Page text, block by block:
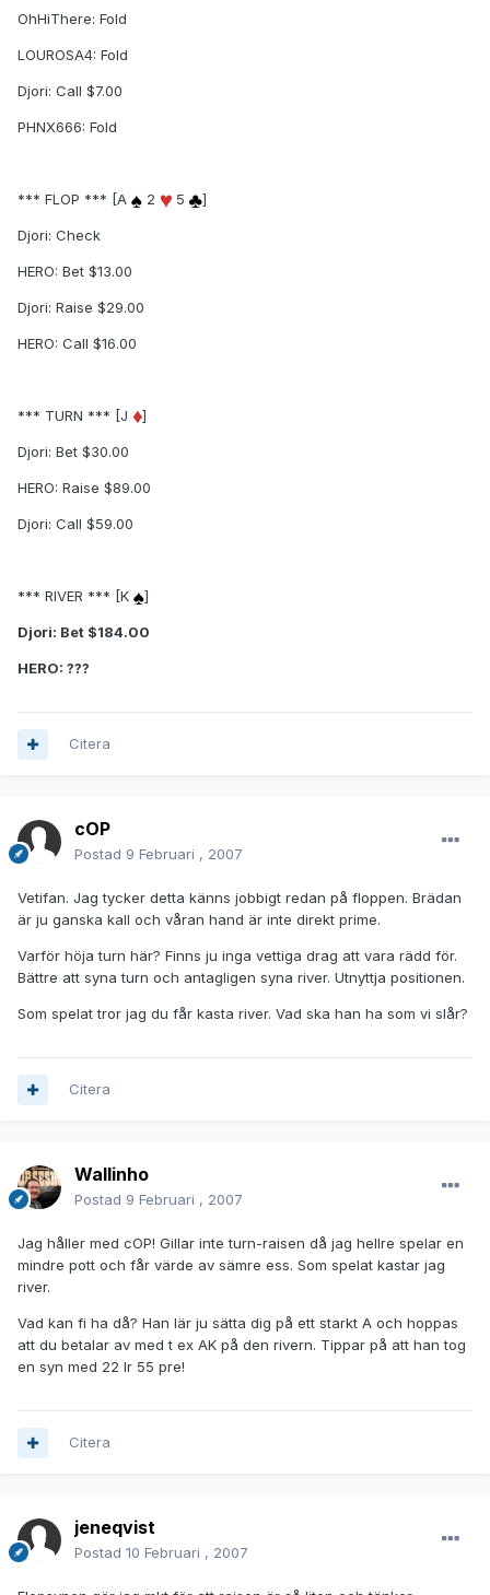
OhHiThere: Fold
LOUROSA4: Fold
Djori: Call $7.00
PHNX666: Fold
*** FLOP *** [A 2 5 ]
Djori: Check
HERO: Bet $13.00
Djori: Raise $29.00
HERO: Call $16.00
*** TURN *** [J ]
Djori: Bet $30.00
HERO: Raise $89.00
Djori: Call $59.00
*** RIVER *** [K ]
Djori: Bet $184.00
HERO: ???
Citera
cOP
Postad 9 Februari , 2007
Vetifan. Jag tycker detta känns jobbigt redan på floppen. Brädan
är ju ganska kall och våran hand är inte direkt prime.
Varför höja turn här? Finns ju inga vettiga drag att vara rädd för.
Bättre att syna turn och antagligen syna river. Utnyttja positionen.
Som spelat tror jag du får kasta river. Vad ska han ha som vi slår?
Citera
Wallinho
Postad 9 Februari , 2007
Jag håller med cOP! Gillar inte turn-raisen då jag hellre spelar en
mindre pott och får värde av sämre ess. Som spelat kastar jag
river.
Vad kan fi ha då? Han lär ju sätta dig på ett starkt A och hoppas
att du betalar av med t ex AK på den rivern. Tippar på att han tog
en syn med 22 lr 55 pre!
Citera
jeneqvist
Postad 10 Februari , 2007